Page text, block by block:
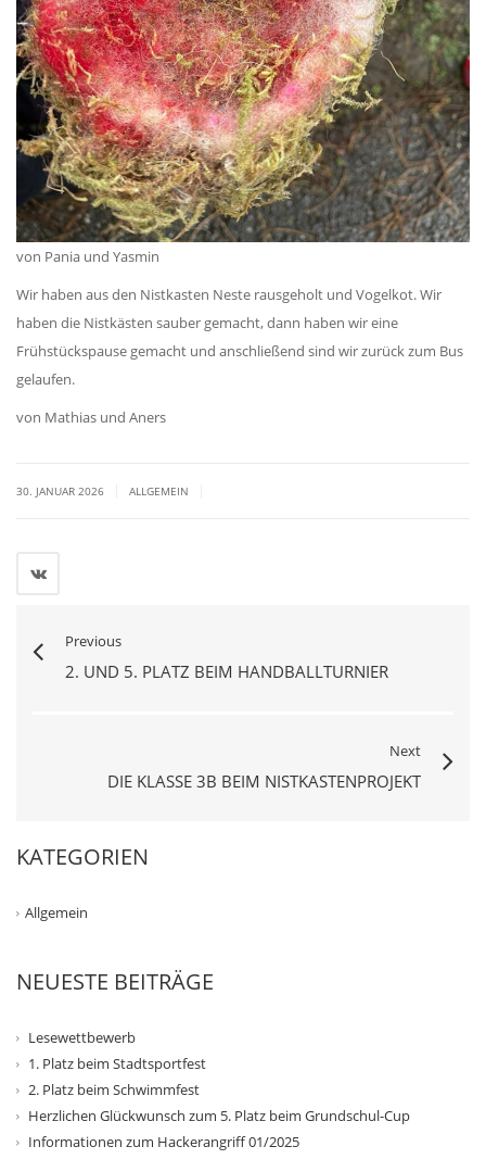
von Pania und Yasmin
Wir haben aus den Nistkasten Neste rausgeholt und Vogelkot. Wir
haben die Nistkästen sauber gemacht, dann haben wir eine
Frühstückspause gemacht und anschließend sind wir zurück zum Bus
gelaufen.
von Mathias und Aners
30. JANUAR 2026 ALLGEMEIN
Previous
2. UND 5. PLATZ BEIM HANDBALLTURNIER
Next
DIE KLASSE 3B BEIM NISTKASTENPROJEKT
KATEGORIEN
Allgemein
NEUESTE BEITRÄGE
Lesewettbewerb
1. Platz beim Stadtsportfest
2. Platz beim Schwimmfest
Herzlichen Glückwunsch zum 5. Platz beim Grundschul-Cup
Informationen zum Hackerangriff 01/2025